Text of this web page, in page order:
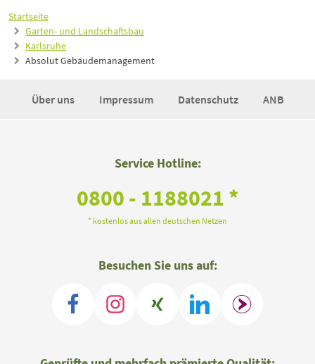
Startseite
Garten- und Landschaftsbau
Karlsruhe
Absolut Gebäudemanagement
Über uns Impressum Datenschutz ANB
Service Hotline:
0800 - 1188021 *
* kostenlos aus allen deutschen Netzen
Besuchen Sie uns auf: